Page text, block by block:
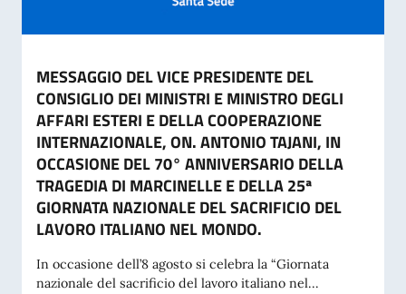
MESSAGGIO DEL VICE PRESIDENTE DEL
CONSIGLIO DEI MINISTRI E MINISTRO DEGLI
AFFARI ESTERI E DELLA COOPERAZIONE
INTERNAZIONALE, ON. ANTONIO TAJANI, IN
OCCASIONE DEL 70° ANNIVERSARIO DELLA
TRAGEDIA DI MARCINELLE E DELLA 25ª
GIORNATA NAZIONALE DEL SACRIFICIO DEL
LAVORO ITALIANO NEL MONDO.
In occasione dell’8 agosto si celebra la “Giornata
nazionale del sacrificio del lavoro italiano nel...